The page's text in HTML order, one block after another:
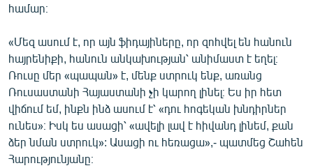
համար։
«Մեզ ասում է, որ այն ֆիդայիները, որ զոհվել են հանուն
հայրենիքի, հանուն անկախության՝ անիմաստ է եղել։
Ռուսը մեր «պապան» է, մենք ստրուկ ենք, առանց
Ռուսաստանի Հայաստանի չի կարող լինել։ Ես իր հետ
վիճում եմ, ինքն ինձ ասում է՝ «դու հոգեկան խնդիրներ
ունես»։ Իսկ ես ասացի՝ «ավելի լավ է հիվանդ լինեմ, քան
ձեր նման ստրուկ»: Ասացի ու հեռացա»,- պատմեց Շահեն
Հարությունյանը։